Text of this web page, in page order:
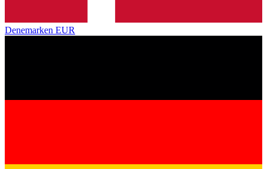
Denemarken EUR